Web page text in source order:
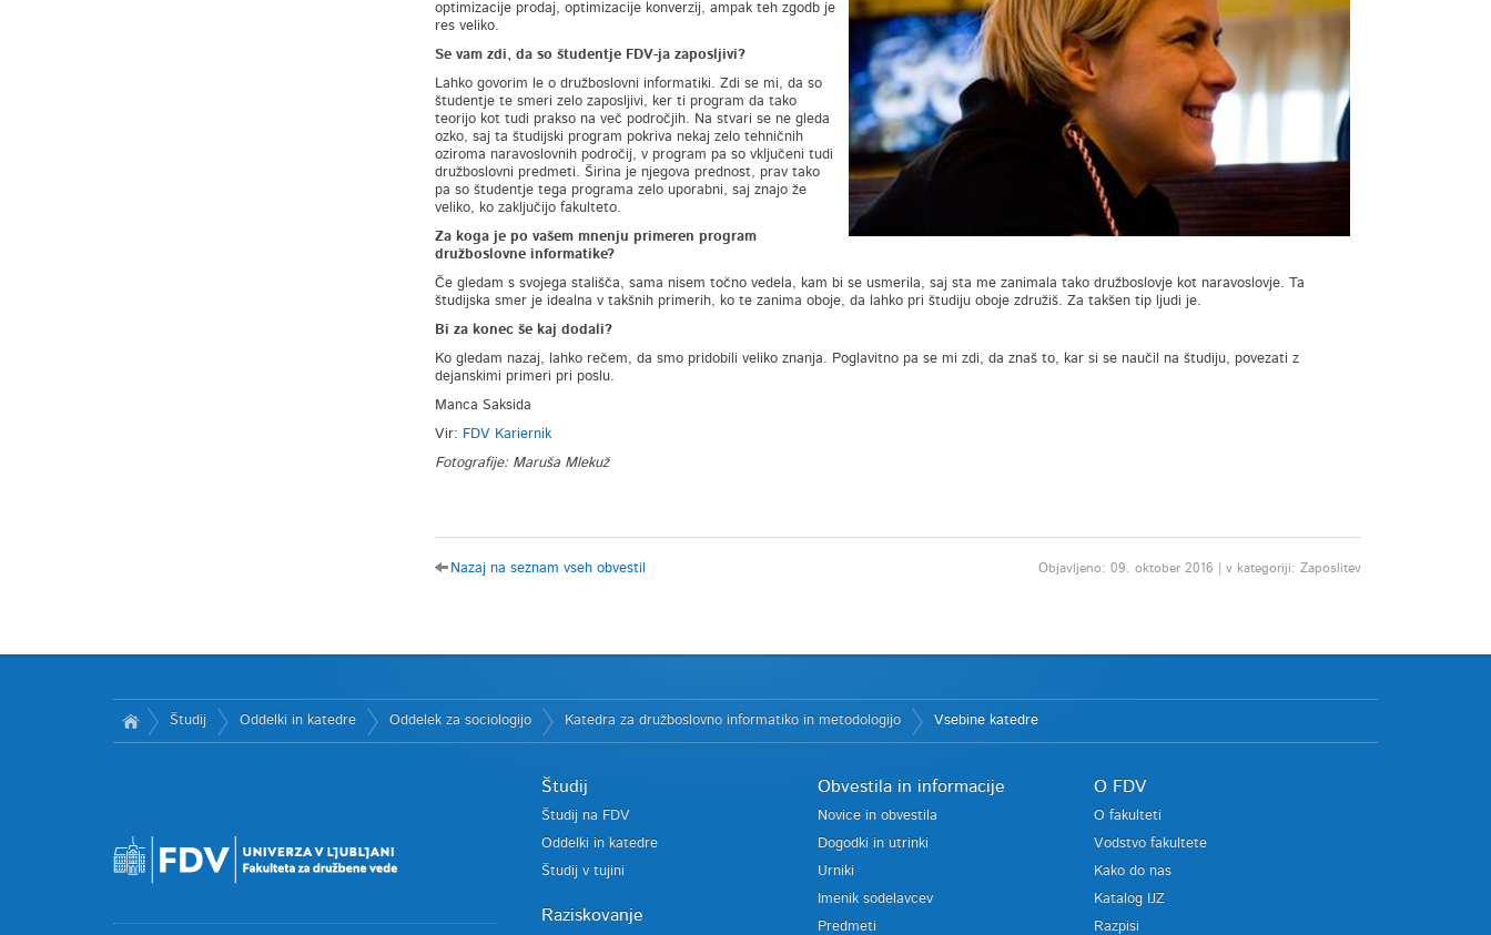
optimizacije prodaj, optimizacije konverzij, ampak teh zgodb je
res veliko.
Se vam zdi, da so študentje FDV-ja zaposljivi?
Lahko govorim le o družboslovni informatiki. Zdi se mi, da so
študentje te smeri zelo zaposljivi, ker ti program da tako
teorijo kot tudi prakso na več področjih. Na stvari se ne gleda
ozko, saj ta študijski program pokriva nekaj zelo tehničnih
oziroma naravoslovnih področij, v program pa so vključeni tudi
družboslovni predmeti. Širina je njegova prednost, prav tako
pa so študentje tega programa zelo uporabni, saj znajo že
veliko, ko zaključijo fakulteto.
Za koga je po vašem mnenju primeren program
družboslovne informatike?
Če gledam s svojega stališča, sama nisem točno vedela, kam bi se usmerila, saj sta me zanimala tako družboslovje kot naravoslovje. Ta
študijska smer je idealna v takšnih primerih, ko te zanima oboje, da lahko pri študiju oboje združiš. Za takšen tip ljudi je.
Bi za konec še kaj dodali?
Ko gledam nazaj, lahko rečem, da smo pridobili veliko znanja. Poglavitno pa se mi zdi, da znaš to, kar si se naučil na študiju, povezati z
dejanskimi primeri pri poslu.
Manca Saksida
Vir: FDV Kariernik
Fotografije: Maruša Mlekuž
Nazaj na seznam vseh obvestil Objavljeno: 09. oktober 2016 | v kategoriji: Zaposlitev
Študij Oddelki in katedre Oddelek za sociologijo Katedra za družboslovno informatiko in metodologijo Vsebine katedre
Študij
Študij na FDV
Oddelki in katedre
Študij v tujini
Raziskovanje
Obvestila in informacije
Novice in obvestila
Dogodki in utrinki
Urniki
Imenik sodelavcev
Predmeti
O FDV
O fakulteti
Vodstvo fakultete
Kako do nas
Katalog IJZ
Razpisi